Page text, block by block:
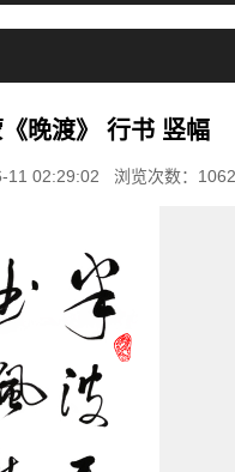
晚渡》 行书 竖幅
11 02:29:02 浏览次数：